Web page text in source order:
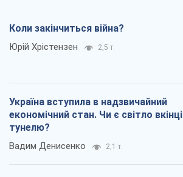
Коли закінчиться війна?
Юрій Хрістензен 2,5 т.
Україна вступила в надзвичайний
економічний стан. Чи є світло вкінці
тунелю?
Вадим Денисенко 2,1 т.